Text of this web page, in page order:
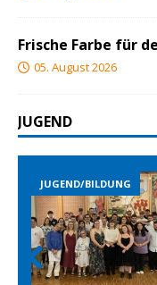
Frische Farbe für
05. August 2026
JUGEND
JUGEND/BILDUNG